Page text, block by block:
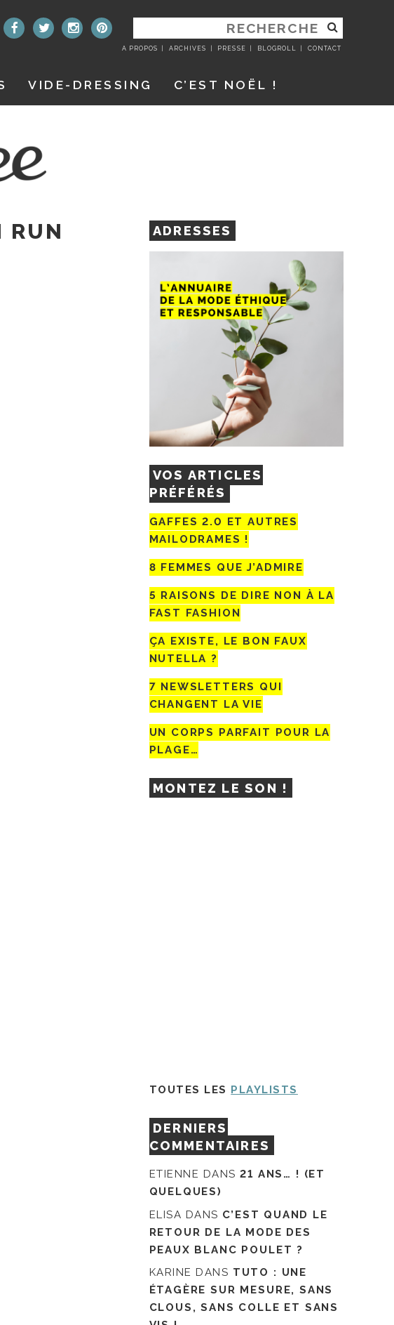
RECHERCHER
:
A PROPOS ARCHIVES PRESSE BLOGROLL CONTACT
VIDE-DRESSING C’EST NOËL !
RUN ADRESSES
VOS ARTICLES
PRÉFÉRÉS
GAFFES 2.0 ET AUTRES
MAILODRAMES !
8 FEMMES QUE J’ADMIRE
5 RAISONS DE DIRE NON À LA
FAST FASHION
ÇA EXISTE, LE BON FAUX
NUTELLA ?
7 NEWSLETTERS QUI
CHANGENT LA VIE
UN CORPS PARFAIT POUR LA
PLAGE…
MONTEZ LE SON !
TOUTES LES PLAYLISTS
DERNIERS
COMMENTAIRES
ETIENNE DANS21 ANS… ! (ET
QUELQUES)
ELISA DANS C’EST QUAND LE
RETOUR DE LA MODE DES
PEAUX BLANC POULET ?
KARINE DANS TUTO : UNE
ÉTAGÈRE SUR MESURE, SANS
CLOUS, SANS COLLE ET SANS